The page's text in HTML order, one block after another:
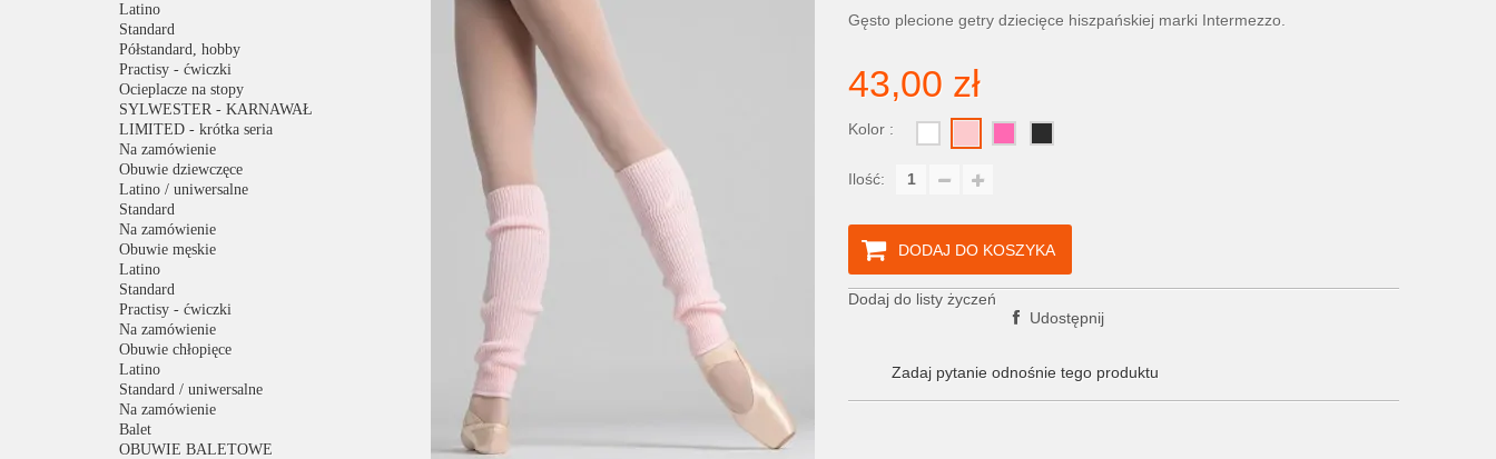
Latino
Standard
Półstandard, hobby
Practisy - ćwiczki
Ocieplacze na stopy
SYLWESTER - KARNAWAŁ
LIMITED - krótka seria
Na zamówienie
Obuwie dziewczęce
Latino / uniwersalne
Standard
Na zamówienie
Obuwie męskie
Latino
Standard
Practisy - ćwiczki
Na zamówienie
Obuwie chłopięce
Latino
Standard / uniwersalne
Na zamówienie
Balet
OBUWIE BALETOWE
Gęsto plecione getry dziecięce hiszpańskiej marki Intermezzo.
43,00 zł
Kolor :
Ilość:
DODAJ DO KOSZYKA
Dodaj do listy życzeń
Udostępnij
Zadaj pytanie odnośnie tego produktu